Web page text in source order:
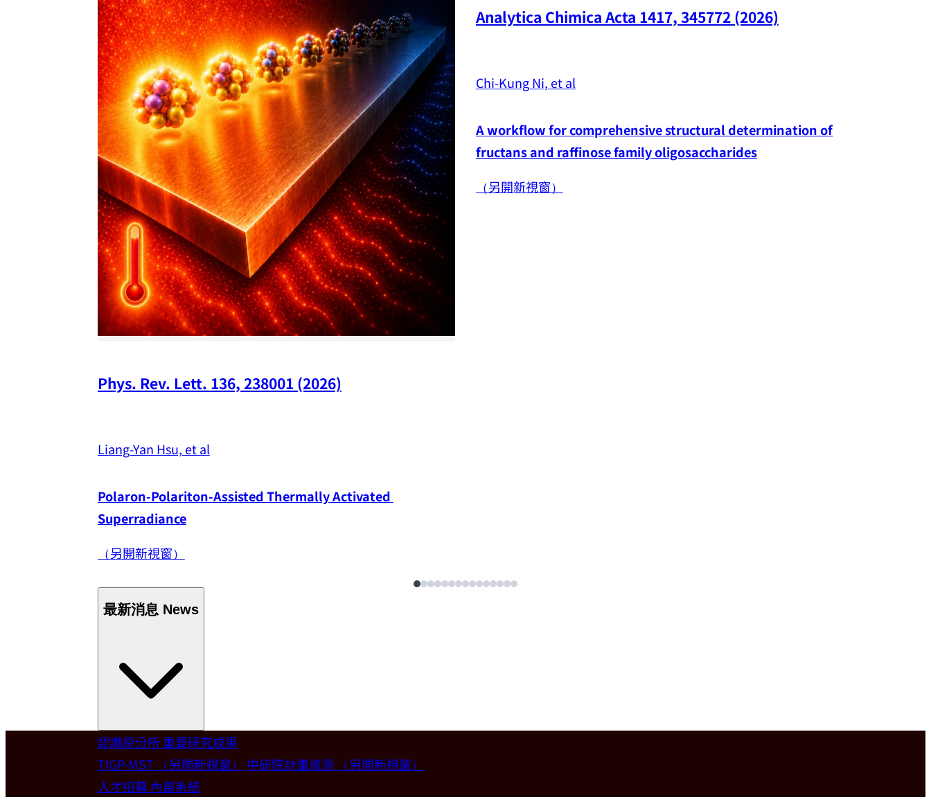
Phys. Rev. Lett. 136, 238001 (2026)
Liang-Yan Hsu, et al
Polaron-Polariton-Assisted Thermally Activated
Superradiance
（另開新視窗）
Analytica Chimica Acta 1417, 345772 (2026)
Chi-Kung Ni, et al
A workflow for comprehensive structural determination of
fructans and raffinose family oligosaccharides
（另開新視窗）
最新消息 News
Welcome
歡迎本所新聘合聘研究員陳俊維特聘教授 (國立台灣大學材料科學與工程學系)。2026-07-14
認識原分所重要研究成果
TIGP-MST （另開新視窗） 中研院計畫資源 （另開新視窗）
人才招募 內部系統